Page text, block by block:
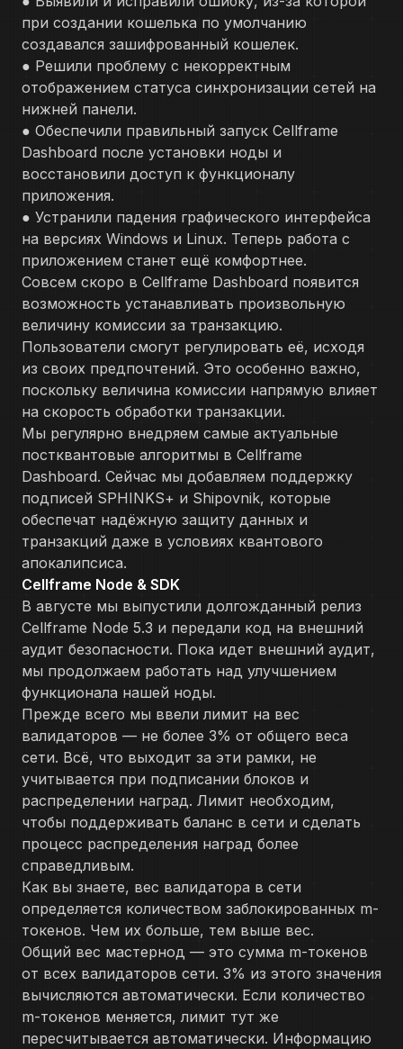
при создании кошелька по умолчанию
создавался зашифрованный кошелек.
● Решили проблему с некорректным
отображением статуса синхронизации сетей на
нижней панели.
● Обеспечили правильный запуск Cellframe
Dashboard после установки ноды и
восстановили доступ к функционалу
приложения.
● Устранили падения графического интерфейса
на версиях Windows и Linux. Теперь работа с
приложением станет ещё комфортнее.
Совсем скоро в Cellframe Dashboard появится
возможность устанавливать произвольную
величину комиссии за транзакцию.
Пользователи смогут регулировать её, исходя
из своих предпочтений. Это особенно важно,
поскольку величина комиссии напрямую влияет
на скорость обработки транзакции.
Мы регулярно внедряем самые актуальные
постквантовые алгоритмы в Cellframe
Dashboard. Сейчас мы добавляем поддержку
подписей SPHINKS+ и Shipovnik, которые
обеспечат надёжную защиту данных и
транзакций даже в условиях квантового
апокалипсиса.
Cellframe Node & SDK
В августе мы выпустили долгожданный релиз
Cellframe Node 5.3 и передали код на внешний
аудит безопасности. Пока идет внешний аудит,
мы продолжаем работать над улучшением
функционала нашей ноды.
Прежде всего мы ввели лимит на вес
валидаторов — не более 3% от общего веса
сети. Всё, что выходит за эти рамки, не
учитывается при подписании блоков и
распределении наград. Лимит необходим,
чтобы поддерживать баланс в сети и сделать
процесс распределения наград более
справедливым.
Как вы знаете, вес валидатора в сети
определяется количеством заблокированных m-
токенов. Чем их больше, тем выше вес.
Общий вес мастернод — это сумма m-токенов
от всех валидаторов сети. 3% из этого значения
вычисляются автоматически. Если количество
m-токенов меняется, лимит тут же
пересчитывается автоматически. Информацию